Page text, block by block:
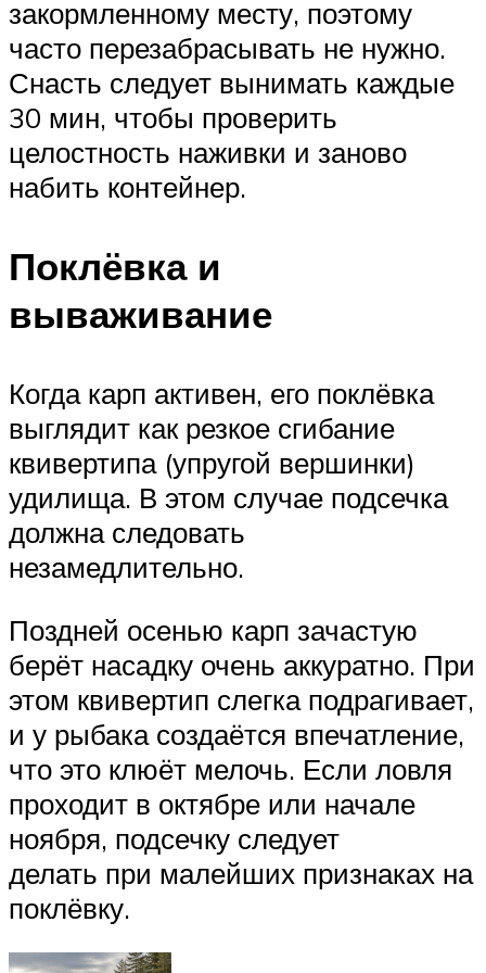
закормленному месту, поэтому
часто перезабрасывать не нужно.
Снасть следует вынимать каждые
30 мин, чтобы проверить
целостность наживки и заново
набить контейнер.
Поклёвка и
вываживание
Когда карп активен, его поклёвка
выглядит как резкое сгибание
квивертипа (упругой вершинки)
удилища. В этом случае подсечка
должна следовать
незамедлительно.
Поздней осенью карп зачастую
берёт насадку очень аккуратно. При
этом квивертип слегка подрагивает,
и у рыбака создаётся впечатление,
что это клюёт мелочь. Если ловля
проходит в октябре или начале
ноября, подсечку следует
делать при малейших признаках на
поклёвку.